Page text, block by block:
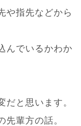
や指先などから
んでいるかわか
だと思います。
先輩方の話。